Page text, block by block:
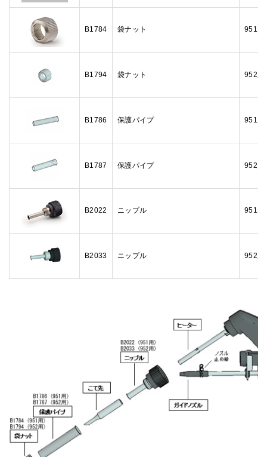
B1784 袋ナット 951用
B1794 袋ナット 952用
B1786 保護パイプ 951用
B1787 保護パイプ 952用
B2022 ニップル 951用
B2033 ニップル 952用